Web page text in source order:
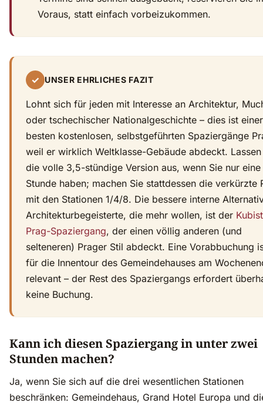
Voraus, statt einfach vorbeizukommen.
✓ UNSER EHRLICHES FAZIT
Lohnt sich für jeden mit Interesse an Architektur,
oder tschechischer Nationalgeschichte – dies ist
besten kostenlosen, selbstgeführten Spaziergänge
weil er wirklich Weltklasse-Gebäude abdeckt. Lassen
die volle 3,5-stündige Version aus, wenn Sie nur eine
Stunde haben; machen Sie stattdessen die verkürzte
mit den Stationen 1/4/8. Die bessere interne
Architekturbegeisterte, die mehr wollen, ist der
Prag-Spaziergang, der einen völlig anderen (und
selteneren) Prager Stil abdeckt. Eine Vorabbuchung
für die Innentour des Gemeindehauses am
relevant – der Rest des Spaziergangs erfordert
keine Buchung.
Kann ich diesen Spaziergang in unter zwei
Stunden machen?
Ja, wenn Sie sich auf die drei wesentlichen Stationen
beschränken: Gemeindehaus, Grand Hotel Europa und